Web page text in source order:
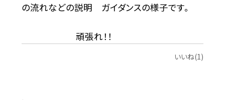
の流れなどの説明 ガイダンスの様子です。
頑張れ！！
いいね(1)